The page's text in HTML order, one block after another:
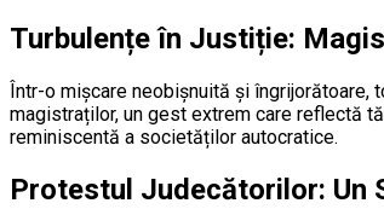
Turbulențe în Justiție:
Într-o mișcare neobișnuită și
magistraților, un gest extrem care reflectă
reminiscentă a societăților autocratice.
Protestul Judecătorilor: Un